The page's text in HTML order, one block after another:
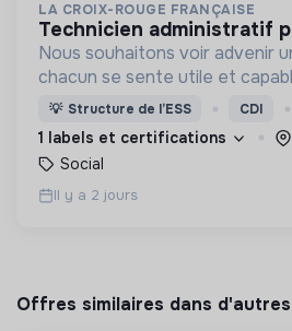
LA CROIX-ROUGE FRANÇAISE
technicien administratif
Nous souhaitons voir advenir
chacun se sente utile et
nous proposons des moyens et
d’engagement innovants et
💡 Structure de l’ESS CDI
1 labels et certifications
Social
Il y a 2 jours
Offres similaires dans